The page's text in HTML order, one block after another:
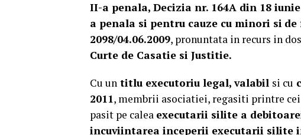
II-a penala, Decizia nr. 164A din 18
a penala si pentru cauze cu minori si de
2098/04.06.2009, pronuntata in recurs in
Curte de Casatie si Justitie.
Cu un titlu executoriu legal, valabil si cu
2011, membrii asociatiei, regasiti printre
pasit pe calea executarii silite a
incuviintarea inceperii executarii silite